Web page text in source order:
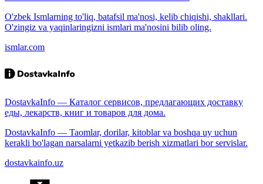
O'zbek Ismlarning to'liq, batafsil ma'nosi, kelib chiqishi, shakllari.
O'zingiz va yaqinlaringizni ismlari ma'nosini bilib oling.
ismlar.com
DostavkaInfo — Каталог сервисов, предлагающих доставку
еды, лекарств, книг и товаров для дома.
DostavkaInfo — Taomlar, dorilar, kitoblar va boshqa uy uchun
kerakli bo'lagan narsalarni yetkazib berish xizmatlari bor servislar.
dostavkainfo.uz